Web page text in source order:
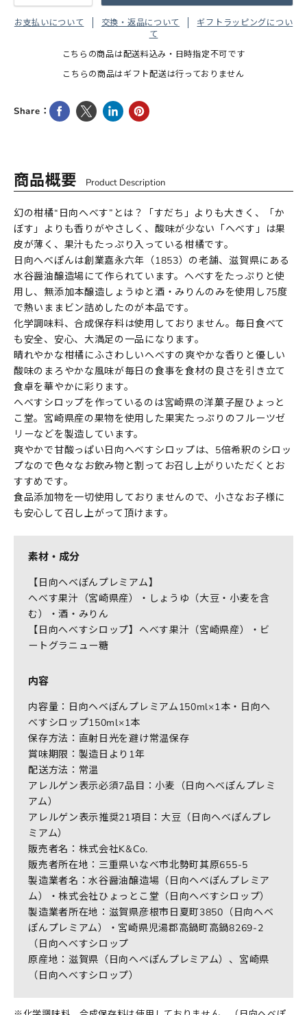
お支払いについて 交換・返品について
ギフトラッピングについ
て
こちらの商品は配送料込み・日時指定不可です
こちらの商品はギフト配送は行っておりません
Share：
商品概要 Product Description
幻の柑橘“日向へべす”とは？「すだち」よりも大きく、「か
ぼす」よりも香りがやさしく、酸味が少ない「へべす」は果
皮が薄く、果汁もたっぷり入っている柑橘です。
日向へべぽんは創業嘉永六年（1853）の老舗、滋賀県にある
水谷醤油醸造場にて作られています。へべすをたっぷりと使
用し、無添加本醸造しょうゆと酒・みりんのみを使用し75度
で熱いままビン詰めしたのが本品です。
化学調味料、合成保存料は使用しておりません。毎日食べて
も安全、安心、大満足の一品になります。
晴れやかな柑橘にふさわしいへべすの爽やかな香りと優しい
酸味のまろやかな風味が毎日の食事を食材の良さを引き立て
食卓を華やかに彩ります。
へべすシロップを作っているのは宮崎県の洋菓子屋ひょっと
こ堂。宮崎県産の果物を使用した果実たっぷりのフルーツゼ
リーなどを製造しています。
爽やかで甘酸っぱい日向へべすシロップは、5倍希釈のシロッ
プなので色々なお飲み物と割ってお召し上がりいただくとお
すすめです。
食品添加物を一切使用しておりませんので、小さなお子様に
も安心して召し上がって頂けます。
素材・成分
【日向ヘベぽんプレミアム】
へべす果汁（宮崎県産）・しょうゆ（大豆・小麦を含
む）・酒・みりん
【日向へべすシロップ】へべす果汁（宮崎県産）・ビ
ートグラニュー糖
内容
内容量：日向ヘベぽんプレミアム150ml×1本・日向へ
べすシロップ150ml×1本
保存方法：直射日光を避け常温保存
賞味期限：製造日より1年
配送方法：常温
アレルゲン表示必須7品目：小麦（日向ヘベぽんプレミ
アム）
アレルゲン表示推奨21項目：大豆（日向ヘベぽんプレ
ミアム）
販売者名：株式会社K&Co.
販売者所在地：三重県いなべ市北勢町其原655-5
製造業者名：水谷醤油醸造場（日向ヘベぽんプレミア
ム）・株式会社ひょっとこ堂（日向へべすシロップ）
製造業者所在地：滋賀県彦根市日夏町3850（日向ヘベ
ぽんプレミアム）・宮崎県児湯郡高鍋町高鍋8269-2
（日向へべすシロップ
原産地：滋賀県（日向へべぽんプレミアム）、宮崎県
（日向へべすシロップ）